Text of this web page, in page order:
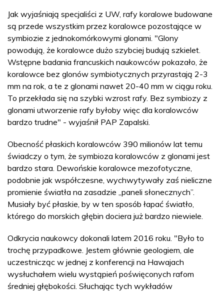
Jak wyjaśniają specjaliści z UW, rafy koralowe budowane
są przede wszystkim przez koralowce pozostające w
symbiozie z jednokomórkowymi glonami. "Glony
powodują, że koralowce dużo szybciej budują szkielet.
Wstępne badania francuskich naukowców pokazało, że
koralowce bez glonów symbiotycznych przyrastają 2-3
mm na rok, a te z glonami nawet 20-40 mm w ciągu roku.
To przekłada się na szybki wzrost rafy. Bez symbiozy z
glonami utworzenie rafy byłoby więc dla koralowców
bardzo trudne" - wyjaśnił PAP Zapalski.
Obecność płaskich koralowców 390 milionów lat temu
świadczy o tym, że symbioza koralowców z glonami jest
bardzo stara. Dewońskie koralowce mezofotyczne,
podobnie jak współczesne, wychwytywały zaś nieliczne
promienie światła na zasadzie „paneli słonecznych”.
Musiały być płaskie, by w ten sposób łapać światło,
którego do morskich głębin dociera już bardzo niewiele.
Odkrycia naukowcy dokonali latem 2016 roku. "Było to
trochę przypadkowe. Jestem głównie geologiem, ale
uczestnicząc w jednej z konferencji na Hawajach
wysłuchałem wielu wystąpień poświęconych rafom
średniej głębokości. Słuchając tych wykładów